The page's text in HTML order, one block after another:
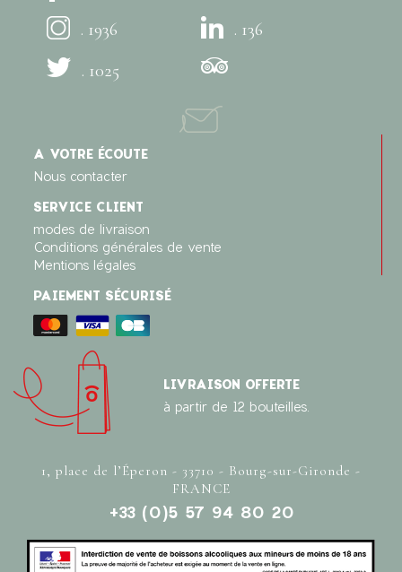
. 1936
. 1025
. 136
A VOTRE ÉCOUTE
Nous contacter
SERVICE CLIENT
modes de livraison
Conditions générales de vente
Mentions légales
PAIEMENT SÉCURISÉ
LIVRAISON OFFERTE
à partir de 12 bouteilles.
1, place de l’Éperon - 33710 - Bourg-sur-Gironde -
FRANCE
+33 (0)5 57 94 80 20